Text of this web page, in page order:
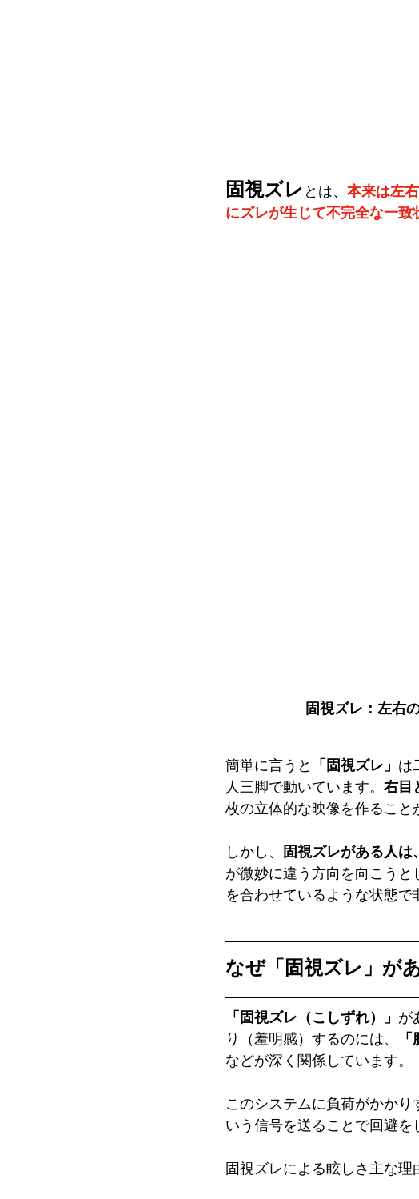
固視ズレ とは、 本来は左
にズレが生じて不完全な一致
固視ズレ：左右
簡単に言うと 「固視ズレ」 は
人三脚で動いています。 右目
枚の立体的な映像を作ること
しかし、 固視ズレがある人は
が微妙に違う方向を向こう
を合わせているような状態で
なぜ「固視ズレ」が
「固視ズレ（こしずれ）」 が
り（羞明感）するのには、
などが深く関係しています。
このシステムに負荷がかか
いう信号を送ることで回避を
固視ズレによる眩しさ主な理